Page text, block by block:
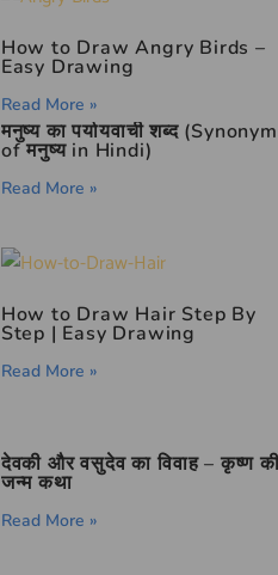
How to Draw Angry Birds –
Easy Drawing
Read More »
मनुष्य का पर्यायवाची शब्द
of मनुष्य in Hindi)
Read More »
How to Draw Hair Step By
Step | Easy Drawing
Read More »
देवकी और वसुदेव का विवाह – कृष्ण
जन्म कथा
Read More »